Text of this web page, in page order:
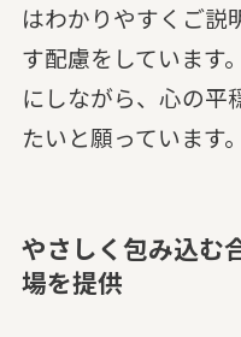
はわかりやすくご説
す配慮をしています
にしながら、心の平
たいと願っています。
やさしく包み込む
場を提供